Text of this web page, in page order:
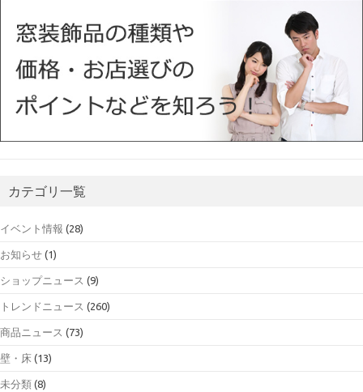
カテゴリ一覧
イベント情報 (28)
お知らせ (1)
ショップニュース (9)
トレンドニュース (260)
商品ニュース (73)
壁・床 (13)
未分類 (8)